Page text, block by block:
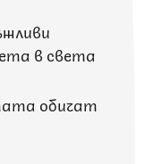
в света
обичат